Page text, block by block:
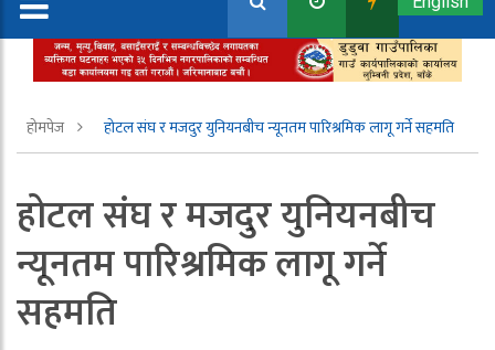
होमपेज होटल संघ र मजदुर युनियनबीच न्यूनतम पारिश्रमिक लागू गर्ने सहमति
होटल संघ र मजदुर युनियनबीच
न्यूनतम पारिश्रमिक लागू गर्ने
सहमति